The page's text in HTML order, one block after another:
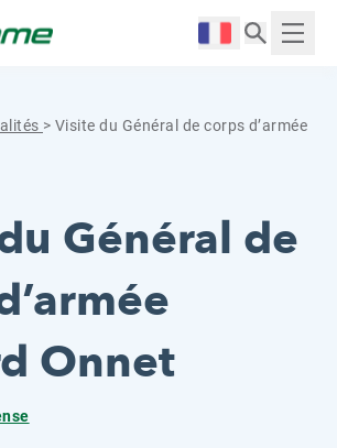
Langue :
> Visite du Général de corps d’armée
Général de
Onnet